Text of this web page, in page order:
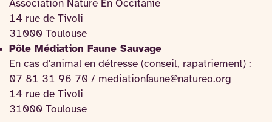
Association Nature En Occitanie
14 rue de Tivoli
31000 Toulouse
Pôle Médiation Faune Sauvage
En cas d'animal en détresse (conseil, rapatriement) :
07 81 31 96 70 / mediationfaune@natureo.org
14 rue de Tivoli
31000 Toulouse